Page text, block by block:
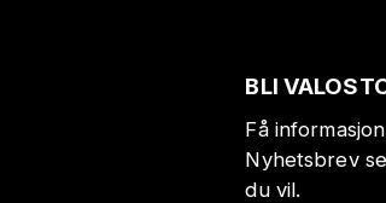
BLI
Få
Nyhetsbrev
du vil.